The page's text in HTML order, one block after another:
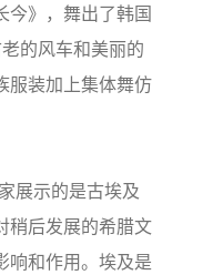
今》，舞出了韩国
的风车和美丽的
服装加上集体舞仿
示的是古埃及
稍后发展的希腊文
响和作用。埃及是